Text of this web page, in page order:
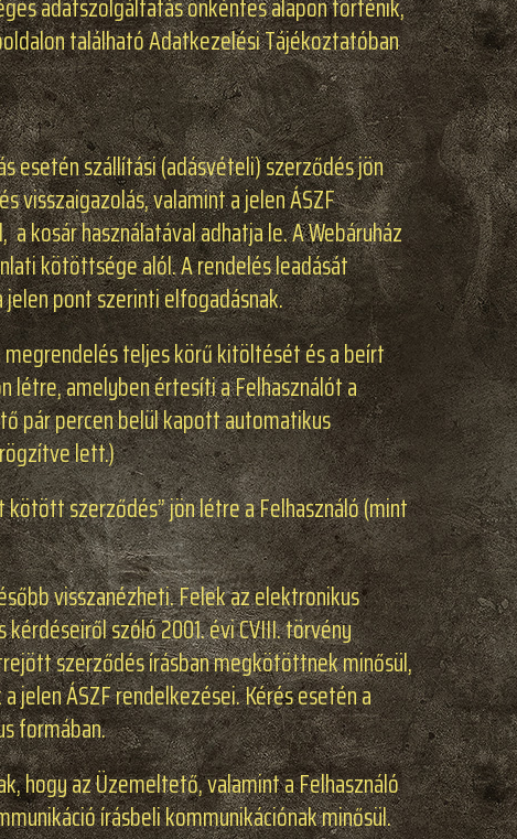
adatszolgáltatás önkéntes alapon történik,
található Adatkezelési Tájékoztatóban
esetén szállítási (adásvételi) szerződés jön
visszaigazolás, valamint a jelen ÁSZF
kosár használatával adhatja le. A Webáruház
kötöttsége alól. A rendelés leadását
pont szerinti elfogadásnak.
teljes körű kitöltését és a beírt
amelyben értesíti a Felhasználót a
pár percen belül kapott automatikus
lett.)
szerződés” jön létre a Felhasználó (mint
visszanézheti. Felek az elektronikus
szóló 2001. évi CVIII. törvény
szerződés írásban megkötöttnek minősül,
jelen ÁSZF rendelkezései. Kérés esetén a
formában.
hogy az Üzemeltető, valamint a Felhasználó
írásbeli kommunikációnak minősül.